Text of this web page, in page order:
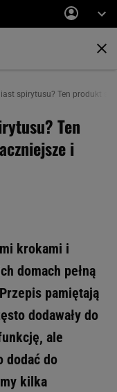
spirytusu? Ten produkt
Ten
i
krokami i
domach pełną
pamiętają
dodawały do
ale
dodać do
kilka